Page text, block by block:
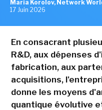
Maria Korolov, Network
17 Juin 2026
En consacrant
R&D, aux dépenses
fabrication, aux
acquisitions,
donne les moyens
quantique évolutive